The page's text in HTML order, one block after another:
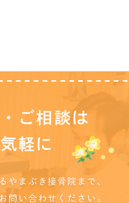
ご相談は
軽に
やまぶき接骨院まで、
問い合わせください。